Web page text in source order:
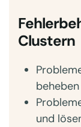
Clustern
beheben
und